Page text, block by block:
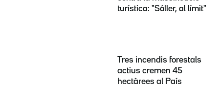
turística: "Sóller, al límit"
Tres incendis forestals
actius cremen 45
hectàrees al País